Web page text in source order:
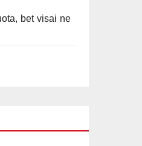
bet visai ne